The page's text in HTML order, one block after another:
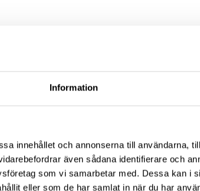
Information
innehållet och annonserna till användarna,
även sådana identifierare och
som vi samarbetar med. Dessa kan i
eller som de har samlat in när du har